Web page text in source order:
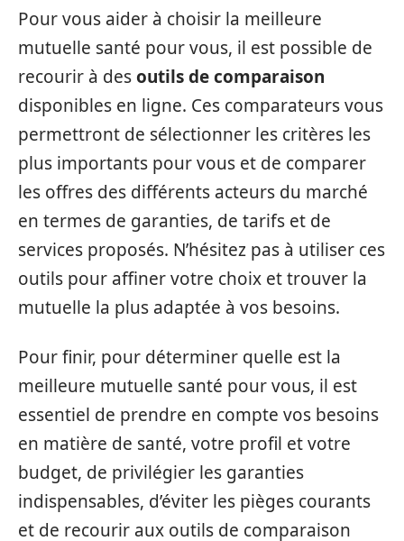
Pour vous aider à choisir la meilleure
mutuelle santé pour vous, il est possible de
recourir à desoutils de comparaison
disponibles en ligne. Ces comparateurs vous
permettront de sélectionner les critères les
plus importants pour vous et de comparer
les offres des différents acteurs du marché
en termes de garanties, de tarifs et de
services proposés. N’hésitez pas à utiliser ces
outils pour affiner votre choix et trouver la
mutuelle la plus adaptée à vos besoins.
Pour finir, pour déterminer quelle est la
meilleure mutuelle santé pour vous, il est
essentiel de prendre en compte vos besoins
en matière de santé, votre profil et votre
budget, de privilégier les garanties
indispensables, d’éviter les pièges courants
et de recourir aux outils de comparaison